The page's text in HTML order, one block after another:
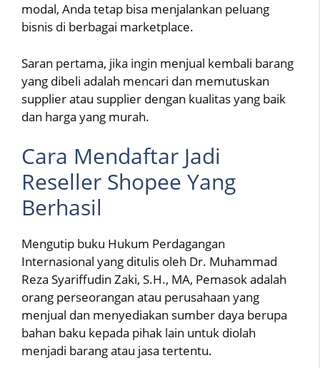
modal, Anda tetap bisa menjalankan peluang
bisnis di berbagai marketplace.
Saran pertama, jika ingin menjual kembali barang
yang dibeli adalah mencari dan memutuskan
supplier atau supplier dengan kualitas yang baik
dan harga yang murah.
Cara Mendaftar Jadi
Reseller Shopee Yang
Berhasil
Mengutip buku Hukum Perdagangan
Internasional yang ditulis oleh Dr. Muhammad
Reza Syariffudin Zaki, S.H., MA, Pemasok adalah
orang perseorangan atau perusahaan yang
menjual dan menyediakan sumber daya berupa
bahan baku kepada pihak lain untuk diolah
menjadi barang atau jasa tertentu.